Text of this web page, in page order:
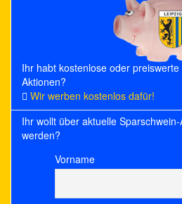
Ihr habt kostenlose oder
Aktionen?
Wir werben kostenlos dafür!
Ihr wollt über aktuelle
werden?
Vorname